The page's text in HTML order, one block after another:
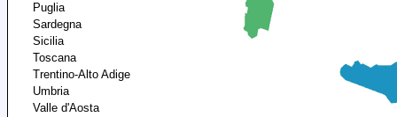
Puglia
Sardegna
Sicilia
Toscana
Trentino-Alto Adige
Umbria
Valle d'Aosta